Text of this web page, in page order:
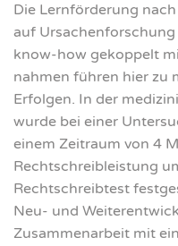
Die Lern­för­de­rung
auf
know-how gekop­pelt
nah­men füh­ren hier zu
Erfol­gen. In der
wur­de bei einer
einem Zeit­raum von 4
Recht­schreib­leis­tung
Recht­schreib­test
Neu- und
Zusam­men­ar­beit mit